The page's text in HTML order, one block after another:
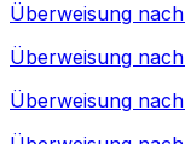
Überweisung nach
Überweisung nach
Überweisung nach